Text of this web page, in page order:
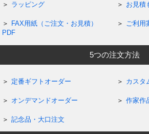
ラッピング お見積
FAX用紙（ご注文・お見積）
PDF
ご利用
5つの注文方法
定番ギフトオーダー カスタ
オンデマンドオーダー 作家作
記念品・大口注文